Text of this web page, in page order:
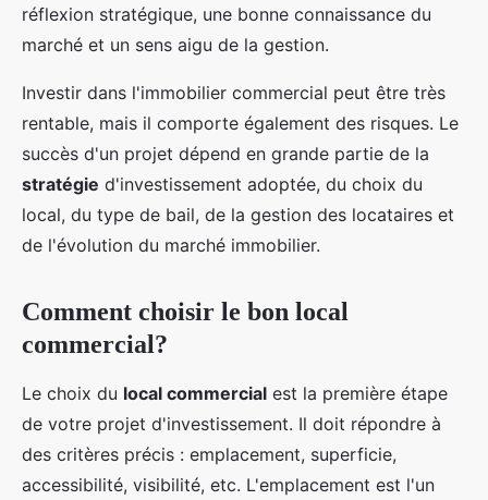
réflexion stratégique, une bonne connaissance du
marché et un sens aigu de la gestion.
Investir dans l'immobilier commercial peut être très
rentable, mais il comporte également des risques. Le
succès d'un projet dépend en grande partie de la
stratégie d'investissement adoptée, du choix du
local, du type de bail, de la gestion des locataires et
de l'évolution du marché immobilier.
Comment choisir le bon local
commercial?
Le choix du local commercial est la première étape
de votre projet d'investissement. Il doit répondre à
des critères précis : emplacement, superficie,
accessibilité, visibilité, etc. L'emplacement est l'un